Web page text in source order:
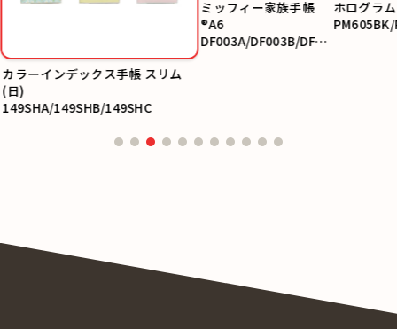
カラーインデックス手帳 スリム
(日)
149SHA/149SHB/149SHC
ミッフィー家族手帳
®A6
DF003A/DF003B/DF0
ホログラ